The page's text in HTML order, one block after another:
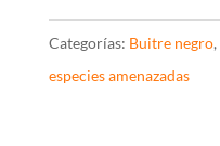
19/6828
cantidad
Categorías: Buitre negro,
especies amenazadas